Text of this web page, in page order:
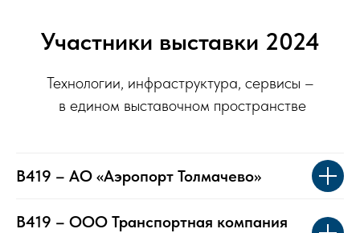
Участники выставки 2024
Технологии, инфраструктура, сервисы –
в едином выставочном пространстве
B419 – АО «Аэропорт Толмачево»
B419 – ООО Транспортная компания